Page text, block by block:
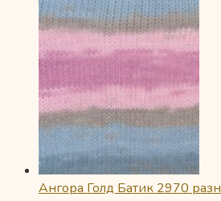
Ангора Голд Батик 2970